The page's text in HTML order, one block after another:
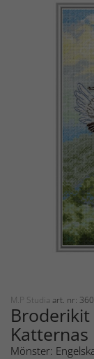
M.P Studia art. nr:
Broderikit
Mönster: